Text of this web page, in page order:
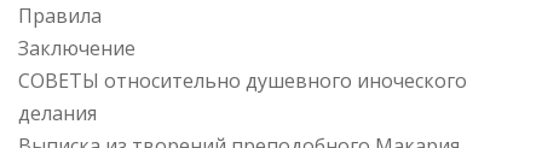
Правила
Заключение
СОВЕТЫ относительно душевного иноческого
делания